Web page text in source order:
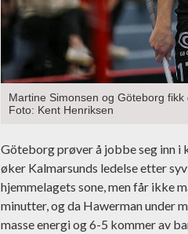
Martine Simonsen og Göteborg
Foto: Kent Henriksen
Göteborg prøver å jobbe seg inn i
øker Kalmarsunds ledelse etter
hjemmelagets sone, men får ikke
minutter, og da Hawerman under
masse energi og 6-5 kommer av